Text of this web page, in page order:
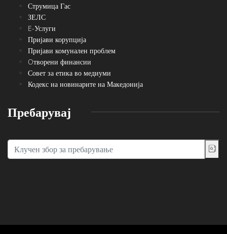
Струмица Гас
ЗЕЛС
E-Услуги
Пријави корупција
Пријави комунален проблем
Oтворени финансии
Совет за етика во медиуми
Кодекс на новинарите на Македонија
Пребарувај